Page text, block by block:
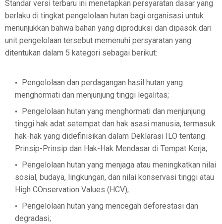
Standar versi terbaru ini menetapkan persyaratan dasar yang
berlaku di tingkat pengelolaan hutan bagi organisasi untuk
menunjukkan bahwa bahan yang diproduksi dan dipasok dari
unit pengelolaan tersebut memenuhi persyaratan yang
ditentukan dalam 5 kategori sebagai berikut:
Pengelolaan dan perdagangan hasil hutan yang
menghormati dan menjunjung tinggi legalitas;
Pengelolaan hutan yang menghormati dan menjunjung
tinggi hak adat setempat dan hak asasi manusia, termasuk
hak-hak yang didefinisikan dalam Deklarasi ILO tentang
Prinsip-Prinsip dan Hak-Hak Mendasar di Tempat Kerja;
Pengelolaan hutan yang menjaga atau meningkatkan nilai
sosial, budaya, lingkungan, dan nilai konservasi tinggi atau
High COnservation Values (HCV);
Pengelolaan hutan yang mencegah deforestasi dan
degradasi;